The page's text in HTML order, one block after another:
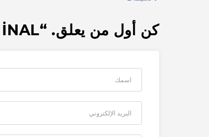
كن أول من يعلق. “ZEKİ İNAL”